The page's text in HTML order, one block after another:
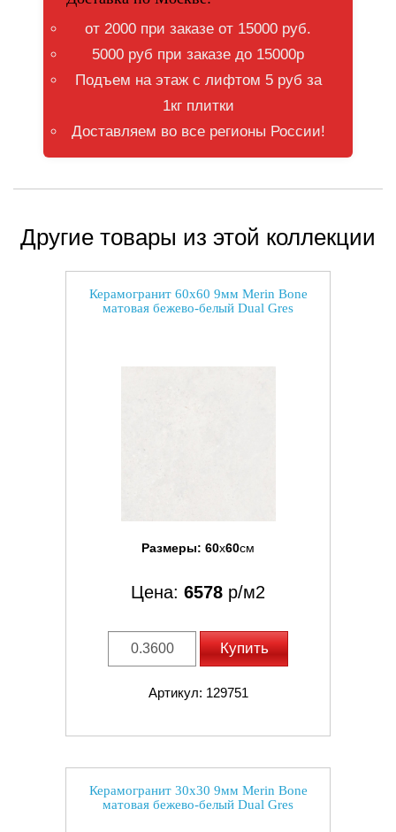
от 2000 при заказе от 15000 руб.
5000 руб при заказе до 15000р
Подъем на этаж с лифтом 5 руб за
1кг плитки
Доставляем во все регионы России!
Другие товары из этой коллекции
Керамогранит 60x60 9мм Merin Bone
матовая бежево-белый Dual Gres
Размеры: 60x60см
Цена: 6578 р/м2
Купить
Артикул: 129751
Керамогранит 30x30 9мм Merin Bone
матовая бежево-белый Dual Gres